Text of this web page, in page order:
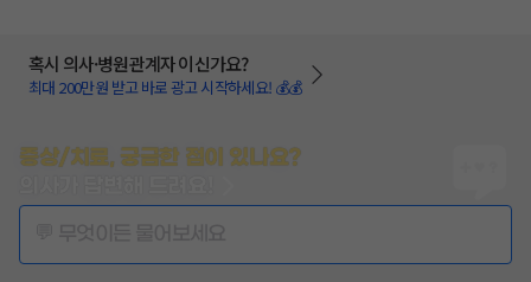
혹시 의사·병원관계자 이신가요?
최대 200만원 받고 바로 광고 시작하세요! 💰💰
증상/치료, 궁금한 점이 있나요?